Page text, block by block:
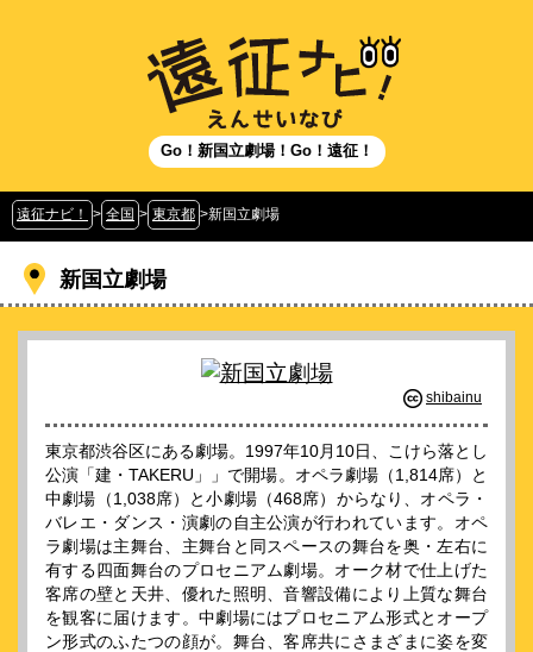
Go！新国立劇場！Go！遠征！
遠征ナビ！ > 全国 > 東京都 >新国立劇場
新国立劇場
shibainu
東京都渋谷区にある劇場。1997年10月10日、こけら落とし
公演「建・TAKERU」」で開場。オペラ劇場（1,814席）と
中劇場（1,038席）と小劇場（468席）からなり、オペラ・
バレエ・ダンス・演劇の自主公演が行われています。オペ
ラ劇場は主舞台、主舞台と同スペースの舞台を奥・左右に
有する四面舞台のプロセニアム劇場。オーク材で仕上げた
客席の壁と天井、優れた照明、音響設備により上質な舞台
を観客に届けます。中劇場にはプロセニアム形式とオープ
ン形式のふたつの顔が。舞台、客席共にさまざまに姿を変